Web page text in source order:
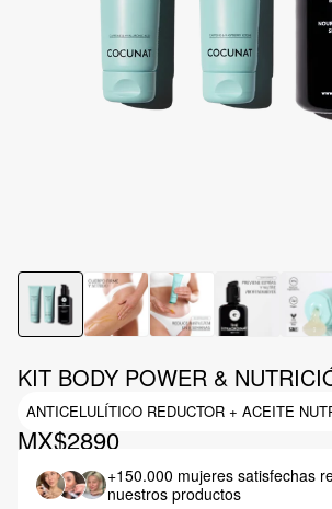
KIT BODY POWER &
ANTICELULÍTICO REDUCTOR + ACEITE
MX$2890
+150.000 mujeres satisfechas
nuestros productos